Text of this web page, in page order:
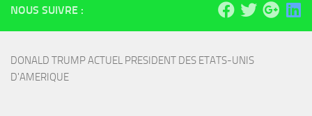
NOUS SUIVRE :
DONALD TRUMP ACTUEL PRESIDENT DES ETATS-UNIS
D'AMERIQUE